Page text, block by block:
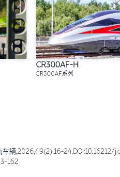
CR300AF-H
CR300AF系列
辆,2026,49(2):16-24.DOI:10.16212/
162.